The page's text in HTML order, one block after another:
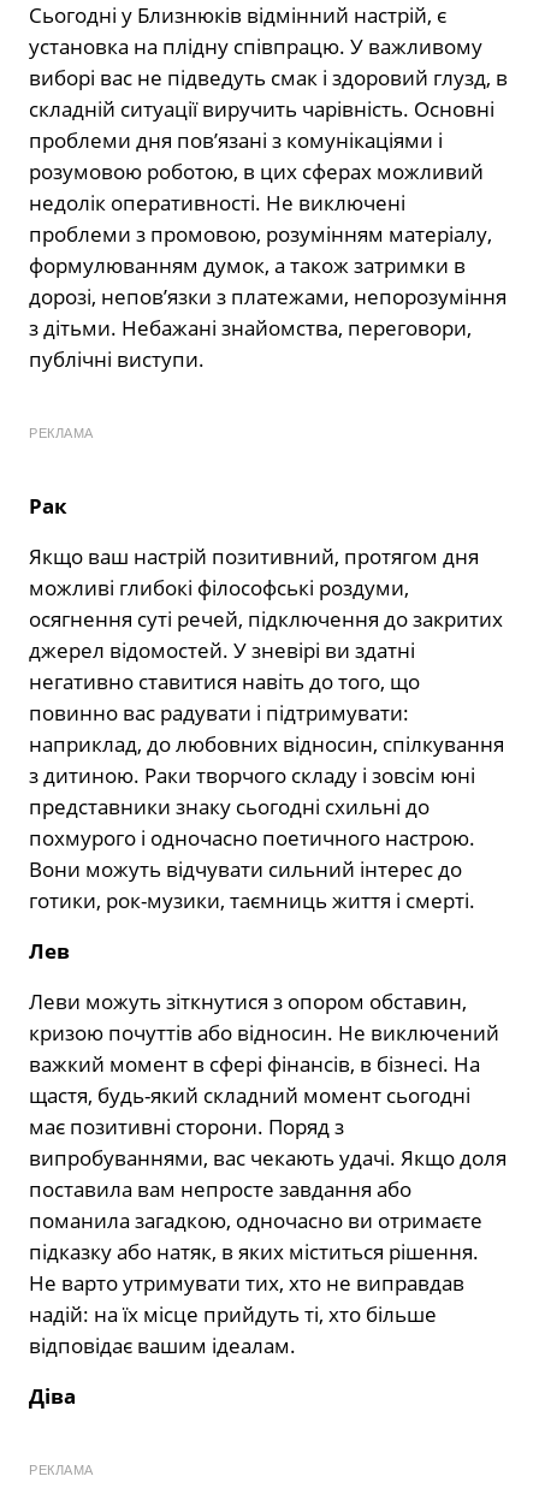
Сьогодні у Близнюків відмінний настрій, є
установка на плідну співпрацю. У важливому
виборі вас не підведуть смак і здоровий глузд, в
складній ситуації виручить чарівність. Основні
проблеми дня пов’язані з комунікаціями і
розумовою роботою, в цих сферах можливий
недолік оперативності. Не виключені
проблеми з промовою, розумінням матеріалу,
формулюванням думок, а також затримки в
дорозі, непов’язки з платежами, непорозуміння
з дітьми. Небажані знайомства, переговори,
публічні виступи.
РЕКЛАМА
Рак
Якщо ваш настрій позитивний, протягом дня
можливі глибокі філософські роздуми,
осягнення суті речей, підключення до закритих
джерел відомостей. У зневірі ви здатні
негативно ставитися навіть до того, що
повинно вас радувати і підтримувати:
наприклад, до любовних відносин, спілкування
з дитиною. Раки творчого складу і зовсім юні
представники знаку сьогодні схильні до
похмурого і одночасно поетичного настрою.
Вони можуть відчувати сильний інтерес до
готики, рок-музики, таємниць життя і смерті.
Лев
Леви можуть зіткнутися з опором обставин,
кризою почуттів або відносин. Не виключений
важкий момент в сфері фінансів, в бізнесі. На
щастя, будь-який складний момент сьогодні
має позитивні сторони. Поряд з
випробуваннями, вас чекають удачі. Якщо доля
поставила вам непросте завдання або
поманила загадкою, одночасно ви отримаєте
підказку або натяк, в яких міститься рішення.
Не варто утримувати тих, хто не виправдав
надій: на їх місце прийдуть ті, хто більше
відповідає вашим ідеалам.
Діва
РЕКЛАМА